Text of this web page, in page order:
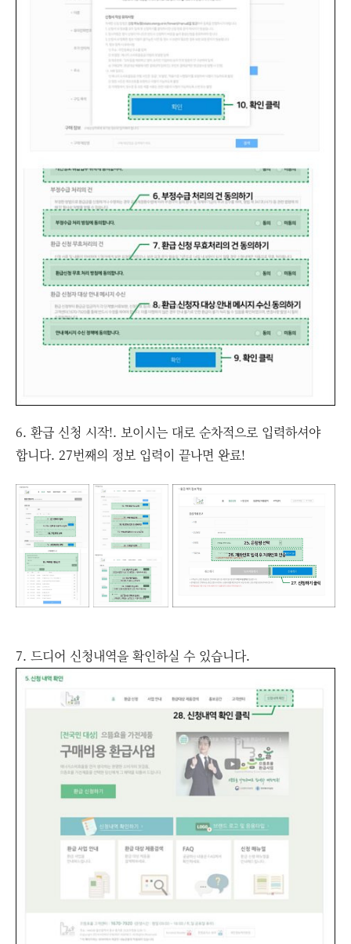
6. 환급 신청 시작!. 보이시는 대로 순차적으로 입력하셔야
합니다. 27번째의 정보 입력이 끝나면 완료!
7. 드디어 신청내역을 확인하실 수 있습니다.